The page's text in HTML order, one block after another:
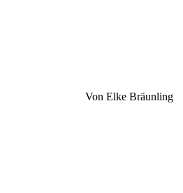
Von Elke Bräunling